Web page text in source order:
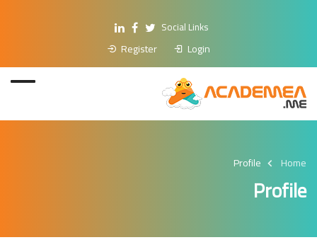
Social Links
Login
Register
Home
Profile
Profile